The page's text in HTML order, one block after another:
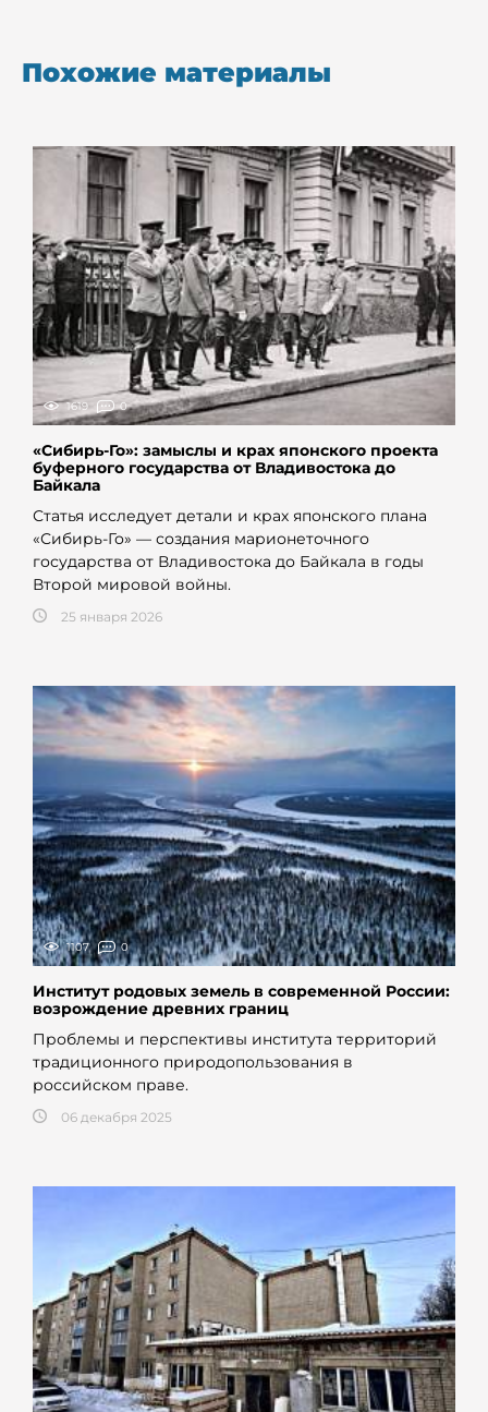
Похожие материалы
1619 0
«Сибирь-Го»: замыслы и крах японского проекта
буферного государства от Владивостока до
Байкала
Статья исследует детали и крах японского плана
«Сибирь-Го» — создания марионеточного
государства от Владивостока до Байкала в годы
Второй мировой войны.
25 января 2026
1107 0
Институт родовых земель в современной России:
возрождение древних границ
Проблемы и перспективы института территорий
традиционного природопользования в
российском праве.
06 декабря 2025